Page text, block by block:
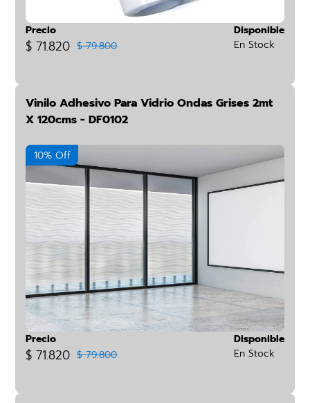
Precio
$ 71.820 $ 79.800
Disponible
En Stock
Vinilo Adhesivo Para Vidrio Ondas Grises 2mt
X 120cms - DF0102
10% Off
Precio
$ 71.820 $ 79.800
Disponible
En Stock